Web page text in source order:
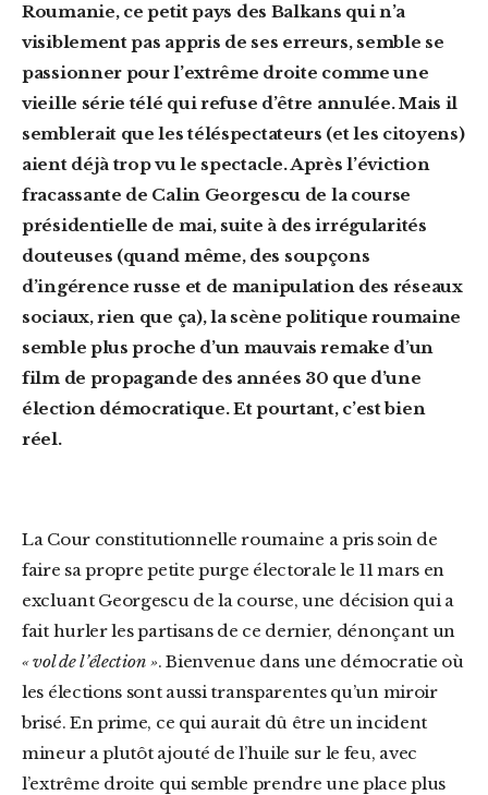
Roumanie, ce petit pays des Balkans qui n’a
visiblement pas appris de ses erreurs, semble se
passionner pour l’extrême droite comme une
vieille série télé qui refuse d’être annulée. Mais il
semblerait que les téléspectateurs (et les citoyens)
aient déjà trop vu le spectacle. Après l’éviction
fracassante de Calin Georgescu de la course
présidentielle de mai, suite à des irrégularités
douteuses (quand même, des soupçons
d’ingérence russe et de manipulation des réseaux
sociaux, rien que ça), la scène politique roumaine
semble plus proche d’un mauvais remake d’un
film de propagande des années 30 que d’une
élection démocratique. Et pourtant, c’est bien
réel.
La Cour constitutionnelle roumaine a pris soin de
faire sa propre petite purge électorale le 11 mars en
excluant Georgescu de la course, une décision qui a
fait hurler les partisans de ce dernier, dénonçant un
« vol de l’élection ». Bienvenue dans une démocratie où
les élections sont aussi transparentes qu’un miroir
brisé. En prime, ce qui aurait dû être un incident
mineur a plutôt ajouté de l’huile sur le feu, avec
l’extrême droite qui semble prendre une place plus